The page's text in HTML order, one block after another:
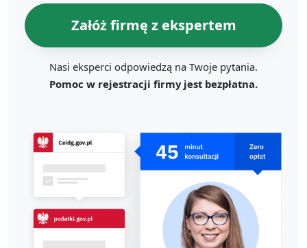
Załóż firmę z ekspertem
Nasi eksperci odpowiedzą na Twoje pytania.
Pomoc w rejestracji firmy jest bezpłatna.